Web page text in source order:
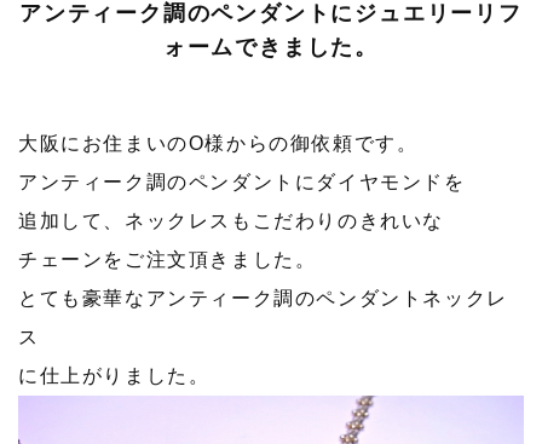
アンティーク調のペンダントにジュエリーリフ
ォームできました。
大阪にお住まいのO様からの御依頼です。
アンティーク調のペンダントにダイヤモンドを
追加して、ネックレスもこだわりのきれいな
チェーンをご注文頂きました。
とても豪華なアンティーク調のペンダントネックレ
ス
に仕上がりました。